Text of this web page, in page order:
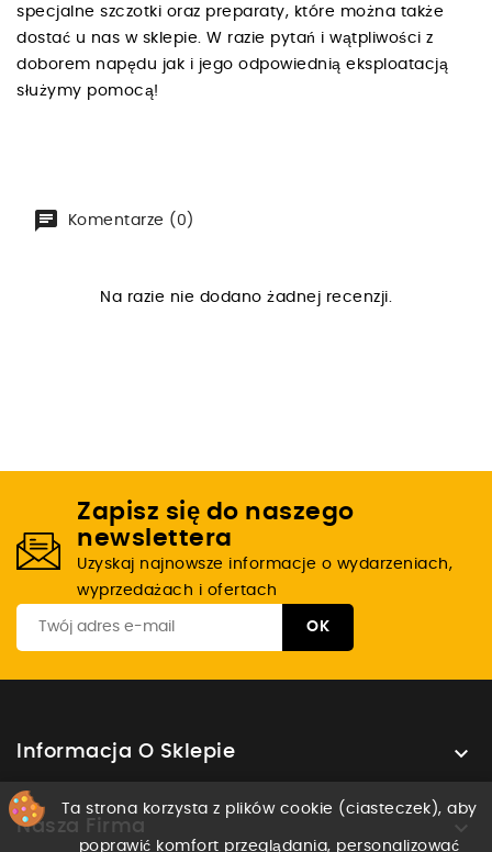
specjalne szczotki oraz preparaty, które można także
dostać u nas w sklepie. W razie pytań i wątpliwości z
doborem napędu jak i jego odpowiednią eksploatacją
służymy pomocą!
Komentarze (0)
Na razie nie dodano żadnej recenzji.
Zapisz się do naszego
newslettera
Uzyskaj najnowsze informacje o wydarzeniach,
wyprzedażach i ofertach
Informacja O Sklepie 
Nasza Firma 
Ta strona korzysta z plików cookie (ciasteczek), aby
poprawić komfort przeglądania, personalizować